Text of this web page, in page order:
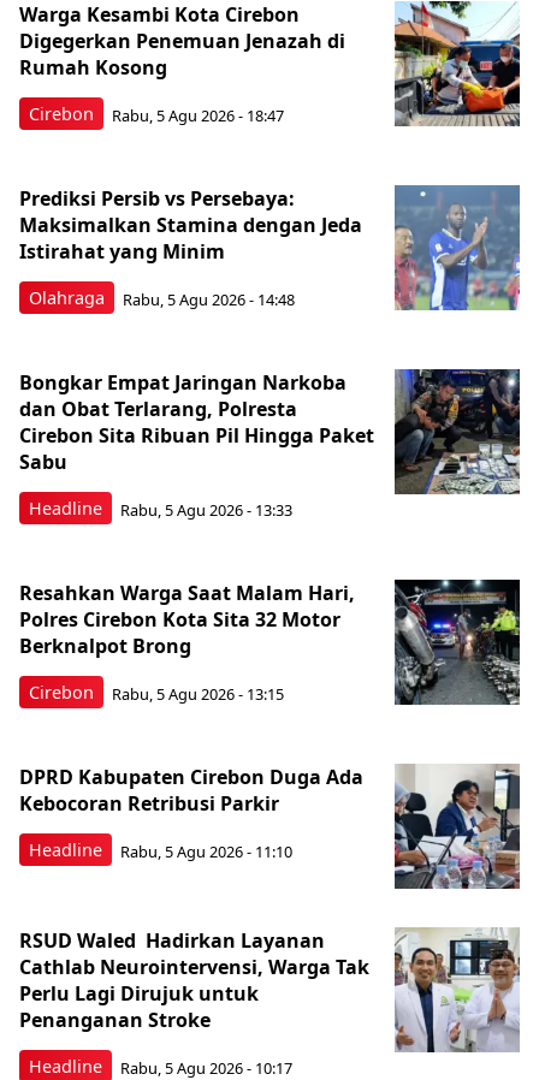
Cirebon
Warga Kesambi Kota Cirebon
Digegerkan Penemuan Jenazah di
Rumah Kosong
Rabu, 5 Agu 2026 - 18:47
Olahraga
Prediksi Persib vs Persebaya:
Maksimalkan Stamina dengan Jeda
Istirahat yang Minim
Rabu, 5 Agu 2026 - 14:48
Headline
Bongkar Empat Jaringan Narkoba
dan Obat Terlarang, Polresta
Cirebon Sita Ribuan Pil Hingga Paket
Sabu
Rabu, 5 Agu 2026 - 13:33
Cirebon
Resahkan Warga Saat Malam Hari,
Polres Cirebon Kota Sita 32 Motor
Berknalpot Brong
Rabu, 5 Agu 2026 - 13:15
Headline
DPRD Kabupaten Cirebon Duga Ada
Kebocoran Retribusi Parkir
Rabu, 5 Agu 2026 - 11:10
Headline
RSUD Waled Hadirkan Layanan
Cathlab Neurointervensi, Warga Tak
Perlu Lagi Dirujuk untuk
Penanganan Stroke
Rabu, 5 Agu 2026 - 10:17